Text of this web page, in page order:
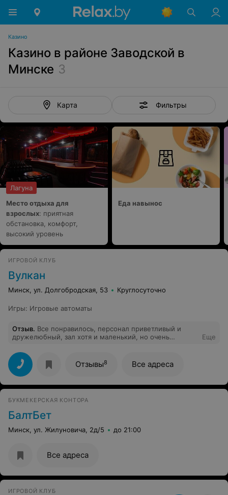
Казино
Казино в районе Заводской в
Минске 3
Карта Фильтры
Лагуна
Место отдыха для
взрослых: приятная
обстановка, комфорт,
высокий уровень
Еда навынос
ИГРОВОЙ КЛУБ
Вулкан
Минск, ул. Долгобродская, 53 Круглосуточно
Игры: Игровые автоматы
Отзыв. Все понравилось, персонал приветливый и
дружелюбный, зал хотя и маленький, но очень
плюсе как и сегодня!
Еще
Отзывы8 Все адреса
БУКМЕКЕРСКАЯ КОНТОРА
БалтБет
Минск, ул. Жилуновича, 2д/5 до 21:00
Все адреса
ИГРОВОЙ КЛУБ